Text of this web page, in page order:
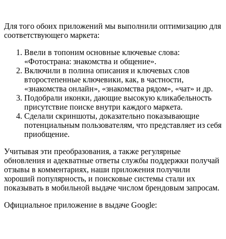
Для того обоих приложений мы выполнили оптимизацию для
соответствующего маркета:
Ввели в топоним основные ключевые слова:
«Фотострана: знакомства и общение».
Включили в полина описания и ключевых слов
второстепенные ключевики, как, в частности,
«знакомства онлайн», «знакомства рядом», «чат» и др.
Подобрали иконки, дающие высокую кликабельность
присутствие поиске внутри каждого маркета.
Сделали скриншоты, доказательно показывающие
потенциальным пользователям, что представляет из себя
приобщение.
Учитывая эти преобразования, а также регулярные
обновления и адекватные ответы службы поддержки получай
отзывы в комментариях, наши приложения получили
хороший популярность, и поисковые системы стали их
показывать в мобильной выдаче числом брендовым запросам.
Официальное приложение в выдаче Google: